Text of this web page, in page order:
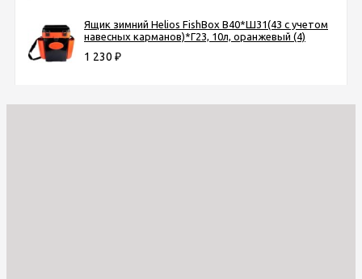
Ящик зимний Helios FishBox В40*Ш31(43 с учетом
навесных карманов)*Г23, 10л, оранжевый (4)
1 230 ₽